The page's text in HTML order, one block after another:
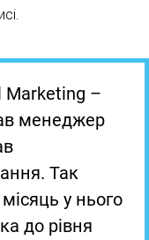
Marketing –
менеджер
Так
у нього
до рівня